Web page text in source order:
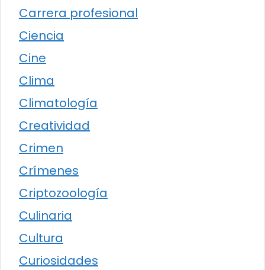
Carrera profesional
Ciencia
Cine
Clima
Climatología
Creatividad
Crimen
Crímenes
Criptozoología
Culinaria
Cultura
Curiosidades